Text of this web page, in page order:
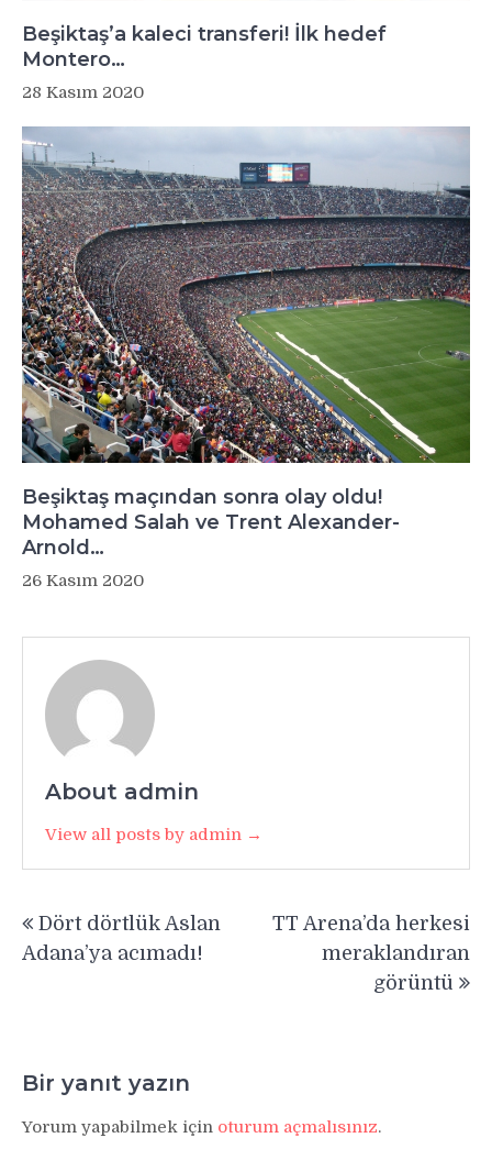
Beşiktaş’a kaleci transferi! İlk hedef
Montero…
28 Kasım 2020
Beşiktaş maçından sonra olay oldu!
Mohamed Salah ve Trent Alexander-
Arnold…
26 Kasım 2020
About admin
View all posts by admin →
gezinmesi
Dört dörtlük Aslan
Adana’ya acımadı!
TT Arena’da herkesi
meraklandıran
görüntü
Bir yanıt yazın
Yorum yapabilmek için oturum açmalısınız.